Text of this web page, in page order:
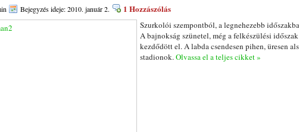
Bejegyzés ideje: 2010. január 2. 1 Hozzászólás
Szurkolói szempontból, a legnehezebb
A bajnokság szünetel, még a felkészülési
kezdődött el. A labda csendesen pihen, üresen
stadionok.Olvassa el a teljes cikket »